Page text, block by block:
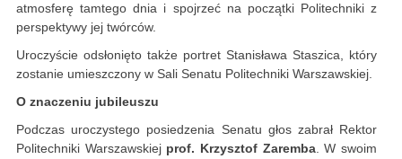
atmosferę tamtego dnia i spojrzeć na początki Politechniki z
perspektywy jej twórców.
Uroczyście odsłonięto także portret Stanisława Staszica, który
zostanie umieszczony w Sali Senatu Politechniki Warszawskiej.
O znaczeniu jubileuszu
Podczas uroczystego posiedzenia Senatu głos zabrał Rektor
Politechniki Warszawskiej prof. Krzysztof Zaremba. W swoim